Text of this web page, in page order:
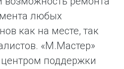
любых
как на месте, так
«М.Мастер»
поддержки